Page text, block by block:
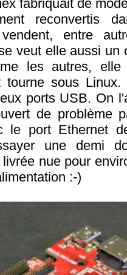
fabriquait de
reconvertis
entre
veut elle aussi un
les autres,
tourne sous
ports USB. On
de problème
le port Ethernet
une demi
nue pour
:-)